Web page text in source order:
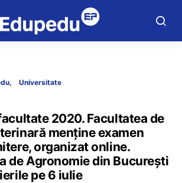
Universitate
2020. Facultatea de
menține examen
organizat online.
de Agronomie din București
pe 6 iulie